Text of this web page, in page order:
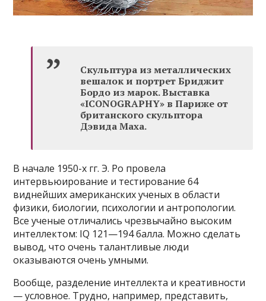
Скульптура из металлических
вешалок и портрет Бриджит
Бордо из марок. Выставка
«ICONOGRAPHY» в Париже от
британского скульптора
Дэвида Маха.
В начале 1950-х гг. Э. Ро провела
интервьюирование и тестирование 64
виднейших американских ученых в области
физики, биологии, психологии и антропологии.
Все ученые отличались чрезвычайно высоким
интеллектом: IQ 121—194 балла. Можно сделать
вывод, что очень талантливые люди
оказываются очень умными.
Вообще, разделение интеллекта и креативности
— условное. Трудно, например, представить,